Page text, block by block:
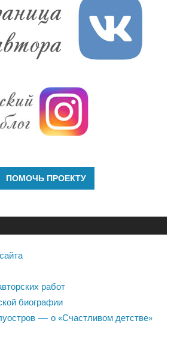
работ
биографии
— о «Счастливом детстве»